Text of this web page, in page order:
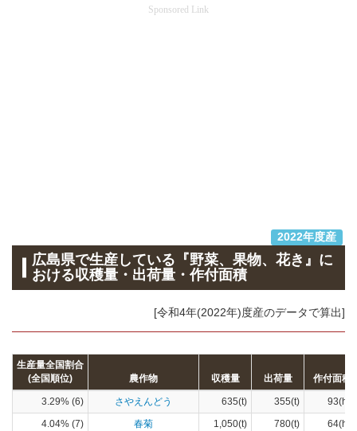
Sponsored Link
2022年度産
広島県で生産している『野菜、果物、花き』に
おける収穫量・出荷量・作付面積
[令和4年(2022年)度産のデータで算出]
生産量全国割合
(全国順位)
農作物 収穫量 出荷量 作付面積
3.29% (6) さやえんどう 635(t) 355(t)
93(ha)
4.04% (7)
春菊 1,050(t) 780(t)
64(ha)